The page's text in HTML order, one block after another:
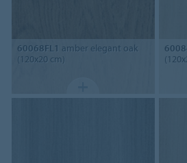
60068FL1 amber elegant oak
(120x20 cm)